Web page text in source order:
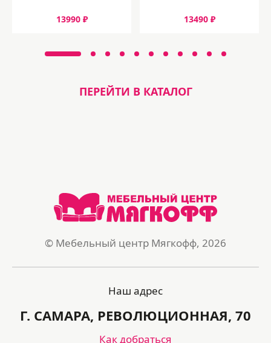
13990 ₽ 13490 ₽
ПЕРЕЙТИ В КАТАЛОГ
© Мебельный центр Мягкофф, 2026
Наш адрес
Г. САМАРА, РЕВОЛЮЦИОННАЯ, 70
Как добраться